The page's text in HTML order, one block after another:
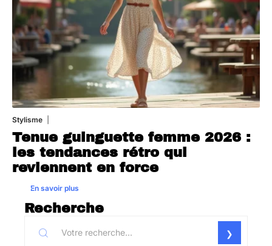
Stylisme
Tenue guinguette femme 2026 :
les tendances rétro qui
reviennent en force
En savoir plus
Recherche